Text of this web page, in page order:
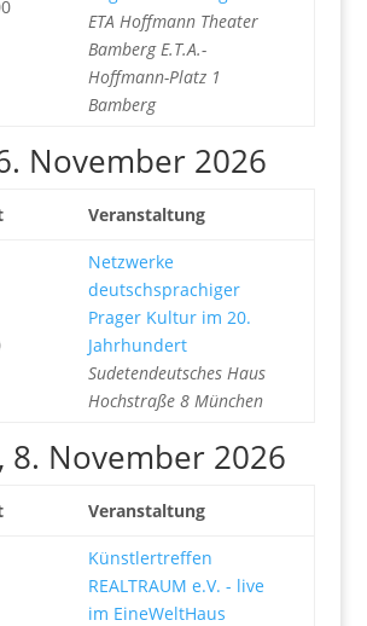
ETA Hoffmann Theater
Bamberg E.T.A.-
Hoffmann-Platz 1
Bamberg
November 2026
Veranstaltung
Netzwerke
deutschsprachiger
Prager Kultur im 20.
Jahrhundert
Sudetendeutsches Haus
Hochstraße 8 München
8. November 2026
Veranstaltung
Künstlertreffen
REALTRAUM e.V. - live
im EineWeltHaus